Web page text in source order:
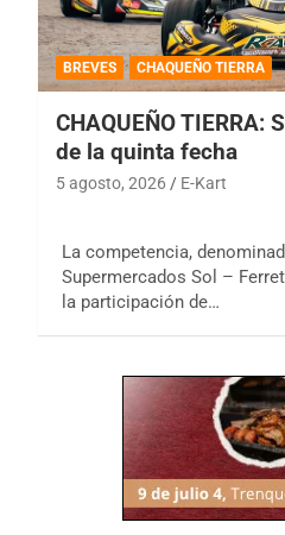
BREVES CHAQUEÑO TIERRA
CHAQUEÑO TIERRA:
de la quinta fecha
5 agosto, 2026 E-Kart
La competencia,
Supermercados Sol –
la participación de…